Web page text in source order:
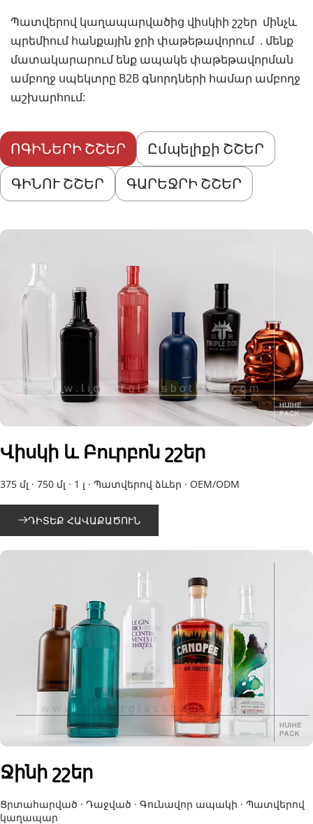
Պատվերով կաղապարվածից վիսկիի շշեր մինչև
պրեմիում հանքային ջրի փաթեթավորում . մենք
մատակարարում ենք ապակե փաթեթավորման
ամբողջ սպեկտրը B2B գնորդների համար ամբողջ
աշխարհում:
ՈԳԻՆԵՐԻ ՇՇԵՐ
Ըմպելիքի ՇՇԵՐ
ԳԻՆՈՒ ՇՇԵՐ
ԳԱՐԵՋՐԻ ՇՇԵՐ
Վիսկի և Բուրբոն շշեր
375 մլ · 750 մլ · 1 լ · Պատվերով ձևեր · OEM/ODM
ԴԻՏԵՔ ՀԱՎԱՔԱԾՈՒՆ
Ջինի շշեր
Ցրտահարված · Դաջված · Գունավոր ապակի · Պատվերով
կաղապար